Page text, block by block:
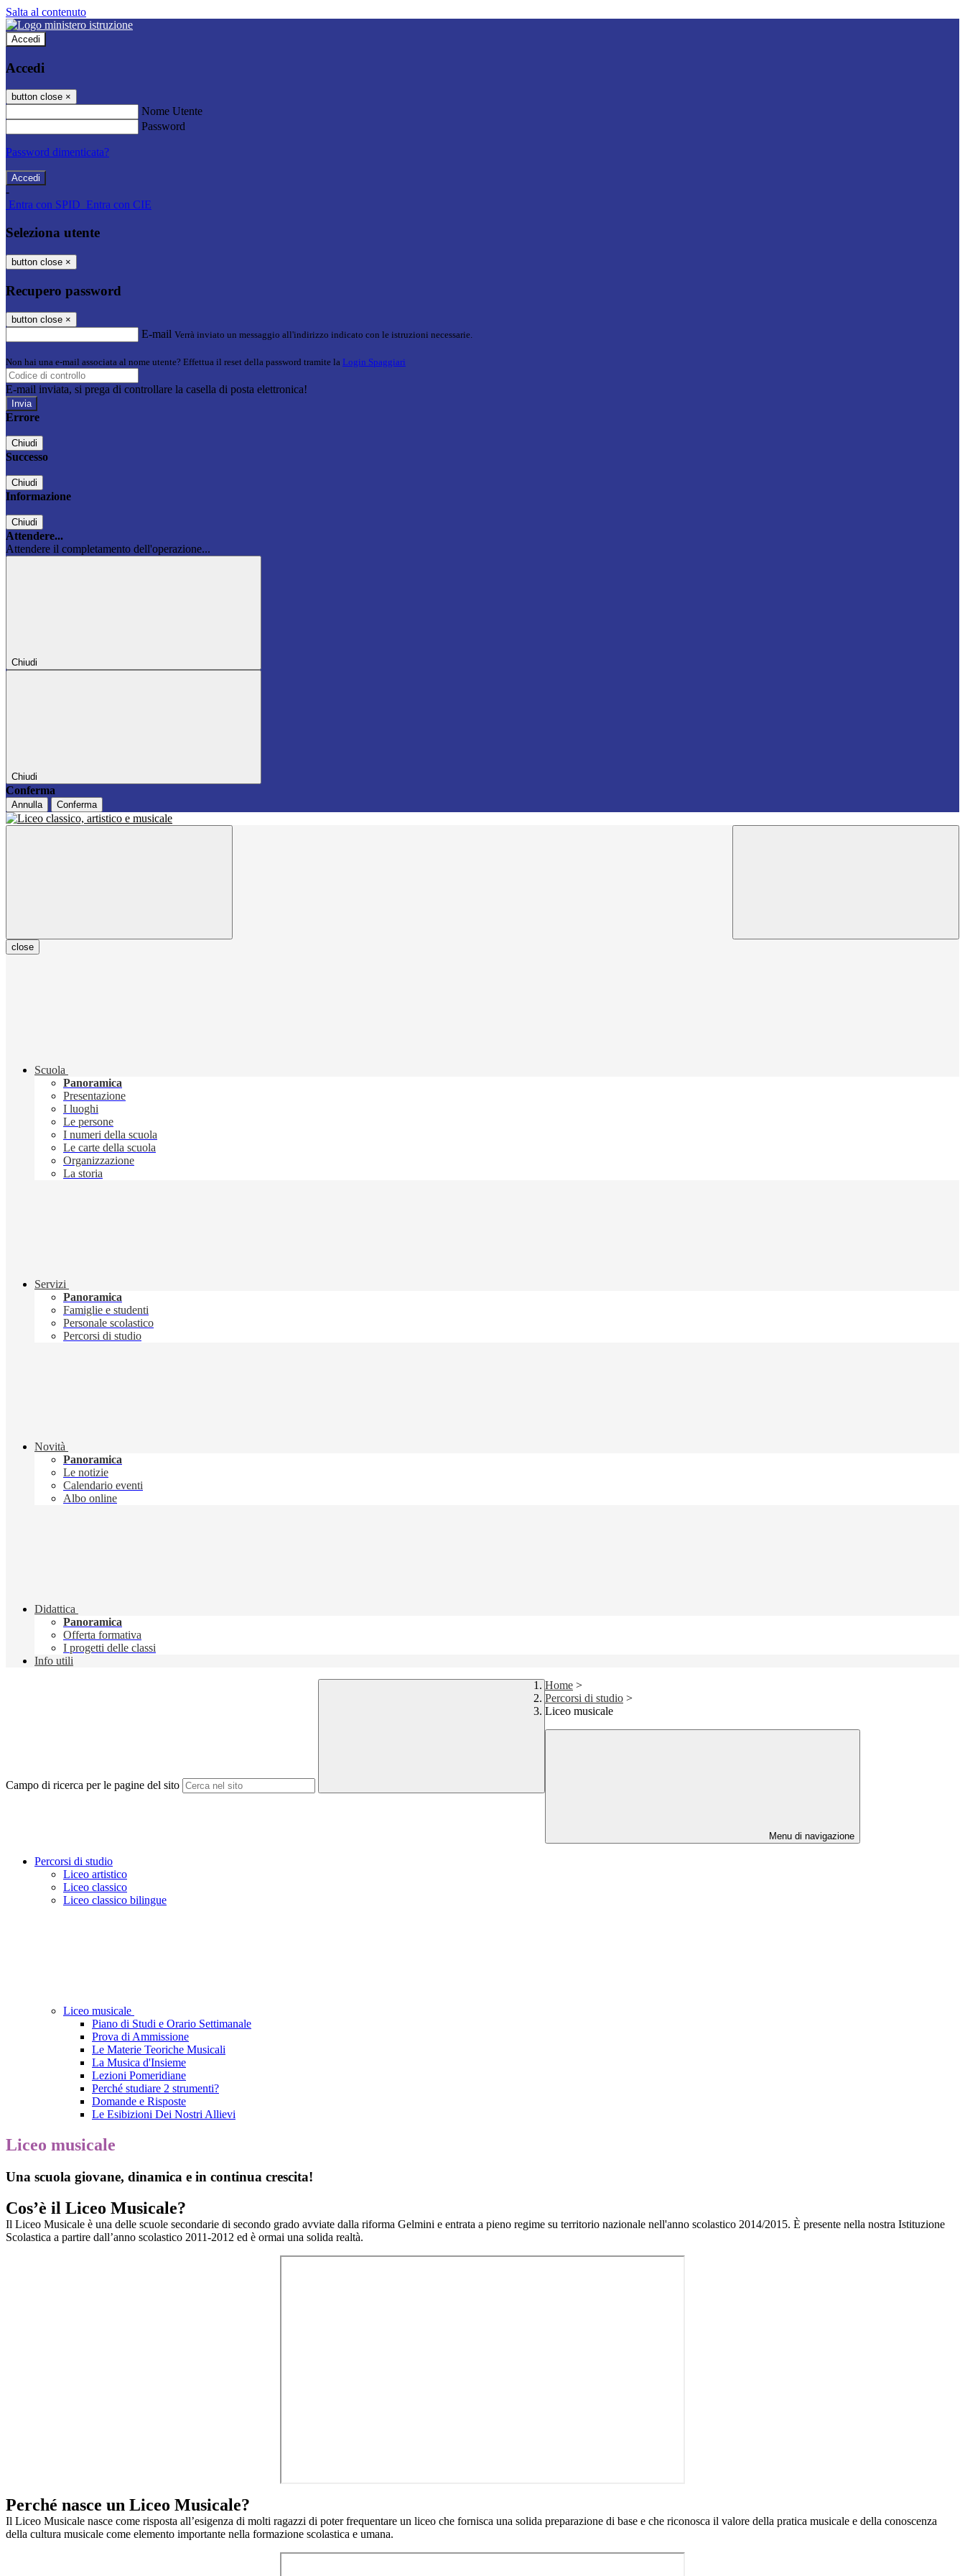
Salta al contenuto
Accedi
Accedi
button close ×
Nome Utente
Password
Password dimenticata?
-
Entra con SPID Entra con CIE
Seleziona utente
button close ×
Recupero password
button close ×
E-mail Verrà inviato un messaggio all'indirizzo indicato con le istruzioni necessarie.
Non hai una e-mail associata al nome utente? Effettua il reset della password tramite la Login Spaggiari
E-mail inviata, si prega di controllare la casella di posta elettronica!
Errore
Chiudi
Successo
Chiudi
Informazione
Chiudi
Attendere...
Attendere il completamento dell'operazione...
Chiudi
Chiudi
Conferma
Annulla Conferma
close
Scuola
Panoramica
Presentazione
I luoghi
Le persone
I numeri della scuola
Le carte della scuola
Organizzazione
La storia
Servizi
Panoramica
Famiglie e studenti
Personale scolastico
Percorsi di studio
Novità
Panoramica
Le notizie
Calendario eventi
Albo online
Didattica
Panoramica
Offerta formativa
I progetti delle classi
Info utili
Campo di ricerca per le pagine del sito
Home >
Percorsi di studio >
Liceo musicale
Menu di navigazione
Percorsi di studio
Liceo artistico
Liceo classico
Liceo classico bilingue
Liceo musicale
Piano di Studi e Orario Settimanale
Prova di Ammissione
Le Materie Teoriche Musicali
La Musica d'Insieme
Lezioni Pomeridiane
Perché studiare 2 strumenti?
Domande e Risposte
Le Esibizioni Dei Nostri Allievi
Liceo musicale
Una scuola giovane, dinamica e in continua crescita!
Cos’è il Liceo Musicale?
Il Liceo Musicale è una delle scuole secondarie di secondo grado avviate dalla riforma Gelmini e entrata a pieno regime su territorio nazionale nell'anno scolastico 2014/2015. È presente nella nostra Istituzione
Scolastica a partire dall’anno scolastico 2011-2012 ed è ormai una solida realtà.
Perché nasce un Liceo Musicale?
Il Liceo Musicale nasce come risposta all’esigenza di molti ragazzi di poter frequentare un liceo che fornisca una solida preparazione di base e che riconosca il valore della pratica musicale e della conoscenza
della cultura musicale come elemento importante nella formazione scolastica e umana.